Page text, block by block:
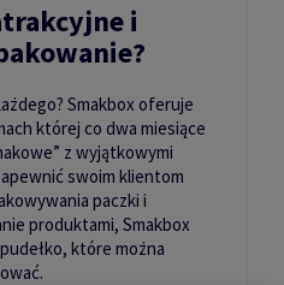
i
Smakbox oferuje
której co dwa miesiące
z wyjątkowymi
swoim klientom
paczki i
produktami, Smakbox
które można